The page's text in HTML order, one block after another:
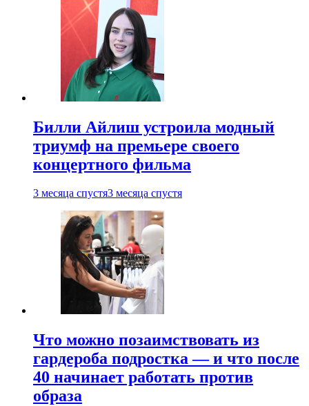
Билли Айлиш устроила модный
триумф на премьере своего
концертного фильма
3 месяца спустя3 месяца спустя
Что можно позаимствовать из
гардероба подростка — и что после
40 начинает работать против
образа